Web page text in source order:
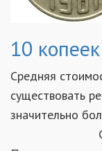
10
Средняя
существовать
значительно